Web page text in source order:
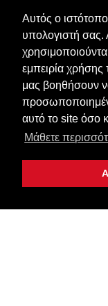
Αυτός ο
υπολογιστή
εμπειρία χρήσης
μας βοηθήσουν
αυτό το site όσο
Μάθετε